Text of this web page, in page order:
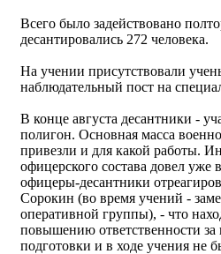
Всего было задействовано
десантировались 272 человека.
На учении присутствовали
наблюдательный пост на
В конце августа десантники -
полигон. Основная масса
привезли и для какой работы.
офицерского состава довел уже
офицеры-десантники
Сорокин (во время учений -
оперативной группы), - что
повышению ответственности
подготовки и в ходе учения не